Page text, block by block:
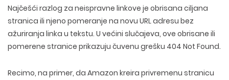
Najčešći razlog za neispravne linkove je obrisana ciljana
stranica ili njeno pomeranje na novu URL adresu bez
ažuriranja linka u tekstu. U većini slučajeva, ove obrisane ili
pomerene stranice prikazuju čuvenu grešku 404 Not Found.
Recimo, na primer, da Amazon kreira privremenu stranicu